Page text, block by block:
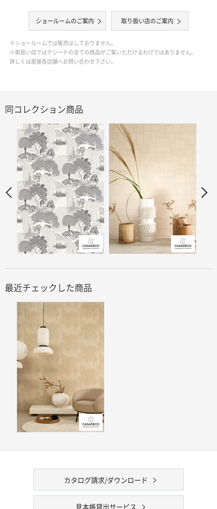
ショールームのご案内 取り扱い店のご案内
※ショールームでは販売はしておりません。
※取扱い店ではテシードの全ての商品がご覧いただけるわけではありません。
詳しくは直接各店舗へお問い合わせ下さい。
同コレクション商品
最近チェックした商品
カタログ請求/ダウンロード
見本帳貸出サービス